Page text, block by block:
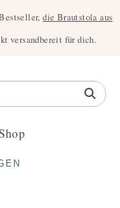
die Brautstola aus
versandbereit für dich.